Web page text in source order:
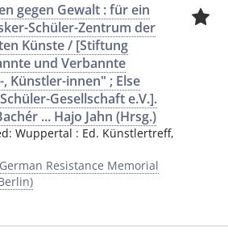
gegen Gewalt : für ein
Schüler-Zentrum der
Künste / [Stiftung
und Verbannte
Künstler-innen" ; Else
Gesellschaft e.V.].
... Hajo Jahn (Hrsg.)
Wuppertal : Ed. Künstlertreff,
German Resistance Memorial